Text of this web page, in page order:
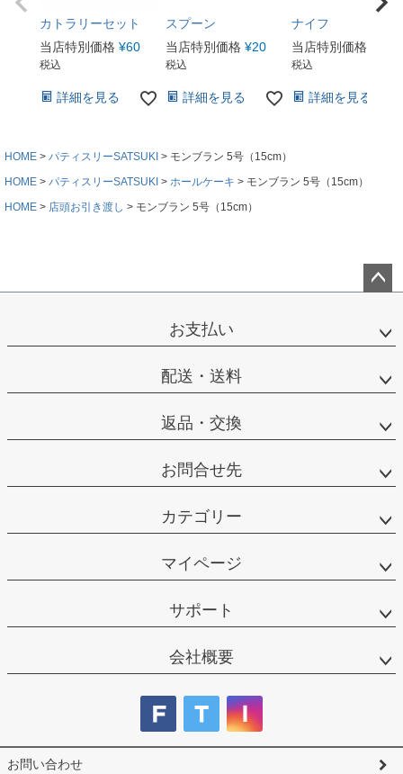
カトラリーセット
当店特別価格 ¥60
税込
詳細を見る
スプーン
当店特別価格 ¥20
税込
詳細を見る
ナイフ
当店特別価格
税込
詳細を見る
HOME パティスリーSATSUKI
モンブラン 5号（15cm）
HOME
パティスリーSATSUKI ホールケーキ
モンブラン 5号（15cm）
HOME
店頭お引き渡し モンブラン 5号（15cm）
ップ
お支払い
配送・送料
返品・交換
お問合せ先
カテゴリー
マイページ
サポート
会社概要
お問い合わせ